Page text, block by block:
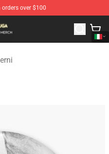
over $100
Merchandise Store